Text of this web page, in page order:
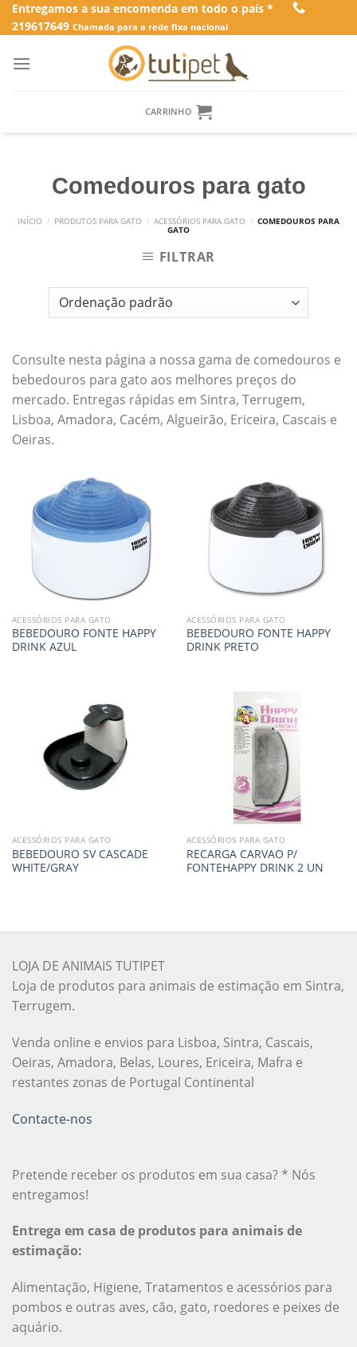
SkipEntregamos a sua encomenda em todo o país *
219617649 Chamada para a rede fixa nacional
CARRINHO
Comedouros para gato
INÍCIO / PRODUTOS PARA GATO / ACESSÓRIOS PARA GATO / COMEDOUROS PARA
GATO
FILTRAR
Consulte nesta página a nossa gama de comedouros e
bebedouros para gato aos melhores preços do
mercado. Entregas rápidas em Sintra, Terrugem,
Lisboa, Amadora, Cacém, Algueirão, Ericeira, Cascais e
Oeiras.
ACESSÓRIOS PARA GATO
BEBEDOURO FONTE HAPPY
DRINK AZUL
ACESSÓRIOS PARA GATO
BEBEDOURO FONTE HAPPY
DRINK PRETO
ACESSÓRIOS PARA GATO
BEBEDOURO SV CASCADE
WHITE/GRAY
ACESSÓRIOS PARA GATO
RECARGA CARVAO P/
FONTEHAPPY DRINK 2 UN
LOJA DE ANIMAIS TUTIPET
Loja de produtos para animais de estimação em Sintra,
Terrugem.
Venda online e envios para Lisboa, Sintra, Cascais,
Oeiras, Amadora, Belas, Loures, Ericeira, Mafra e
restantes zonas de Portugal Continental
Contacte-nos
Pretende receber os produtos em sua casa? * Nós
entregamos!
Entrega em casa de produtos para animais de
estimação:
Alimentação, Higiene, Tratamentos e acessórios para
pombos e outras aves, cão, gato, roedores e peixes de
aquário.